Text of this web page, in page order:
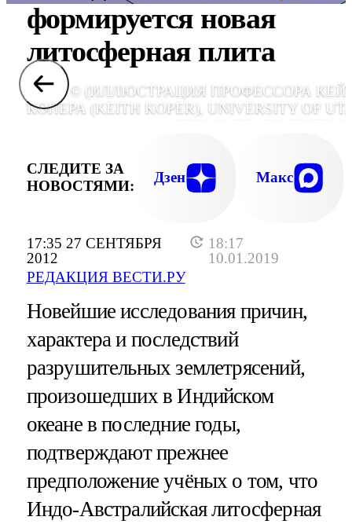
17:35 27 СЕНТЯБРЯ
2012
18:17
10.01.2019
РЕДАКЦИЯ ВЕСТИ.РУ
формируется новая
литосферная плита
© (ИЛЛЮСТРАЦИЯ ПРОФЕССОРА
КОПЕРА (KEITH KOPER), UNIVERSITY OF
СЛЕДИТЕ ЗА
НОВОСТЯМИ:
Дзен Макс
Новейшие исследования причин,
характера и последствий
разрушительных землетрясений,
произошедших в Индийском
океане в последние годы,
подтверждают прежнее
предположение учёных о том, что
Индо-Австралийская литосферная